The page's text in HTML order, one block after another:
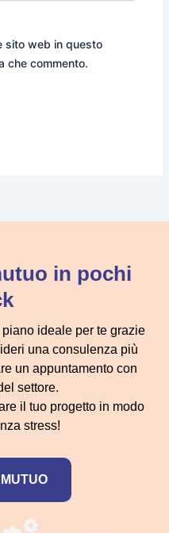
sito web in questo
che commento.
ideale per te grazie
una consulenza più
un appuntamento con
settore.
il tuo progetto in modo
stress!
in pochi